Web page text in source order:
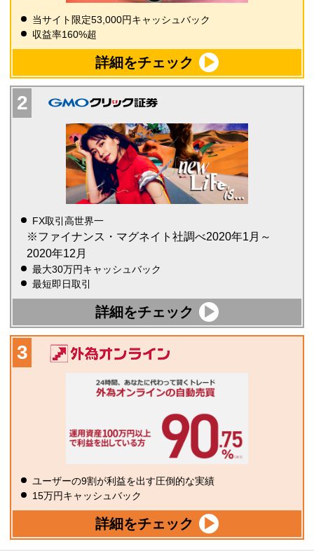
当サイト限定53,000円キャッシュバック
収益率160%超
詳細をチェック
FX取引高世界一
※ファイナンス・マグネイト社調べ2020年1月～
2020年12月
最大30万円キャッシュバック
最短即日取引
詳細をチェック
ユーザーの9割が利益を出す圧倒的な実績
15万円キャッシュバック
詳細をチェック